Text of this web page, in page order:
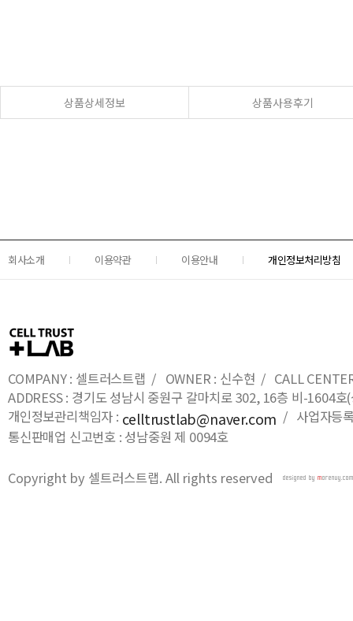
상품상세정보 상품사용후기
회사소개 이용약관 이용안내 개인정보처리방침
COMPANY : 셀트러스트랩 / OWNER : 신수현 / CALL
ADDRESS : 경기도 성남시 중원구 갈마치로 302, 16층 비-1604
개인정보관리책임자 : celltrustlab@naver.com / 사업자등
통신판매업 신고번호 : 성남중원 제 0094호
Copyright by 셀트러스트랩. All rights reserved